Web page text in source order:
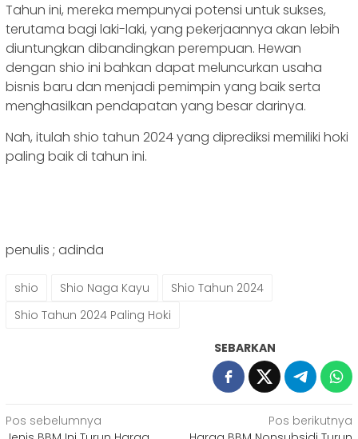
Tahun ini, mereka mempunyai potensi untuk sukses,
terutama bagi laki-laki, yang pekerjaannya akan lebih
diuntungkan dibandingkan perempuan. Hewan
dengan shio ini bahkan dapat meluncurkan usaha
bisnis baru dan menjadi pemimpin yang baik serta
menghasilkan pendapatan yang besar darinya.
Nah, itulah shio tahun 2024 yang diprediksi memiliki hoki
paling baik di tahun ini.
penulis ; adinda
shio Shio Naga Kayu
Shio Tahun 2024
Shio Tahun 2024 Paling Hoki
SEBARKAN
Navigasi
Pos sebelumnya
Pos berikutnya